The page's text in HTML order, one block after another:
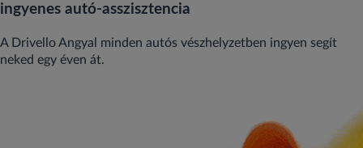
ingyenes autó‑asszisztencia
A Drivello Angyal minden autós vészhelyzetben ingyen segít
neked egy éven át.